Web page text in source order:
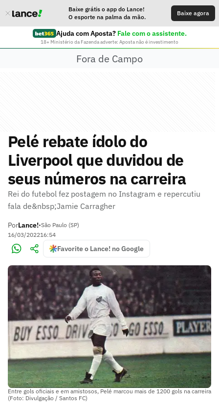
Baixe grátis o app do Lance!
O esporte na palma da mão.
Baixe agora
Ajuda com Aposta? Fale com o assistente.
18+ Ministério da Fazenda adverte: Aposta não é investimento
Fora de Campo
Pelé rebate ídolo do
Liverpool que duvidou de
seus números na carreira
Rei do futebol fez postagem no Instagram e repercutiu
fala de&nbsp;Jamie Carragher
PorLance!•São Paulo (SP)
16/03/202216:54
Favorite o Lance! no Google
Entre gols oficiais e em amistosos, Pelé marcou mais de 1200 gols na carreira
(Foto: Divulgação / Santos FC)